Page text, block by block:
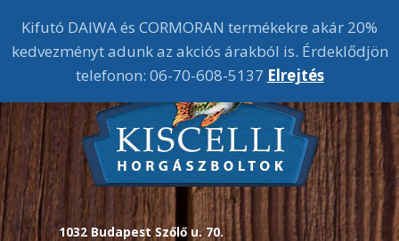
1032 Budapest Szőlő u. 70.
Kifutó DAIWA és CORMORAN termékekre akár 20%
kedvezményt adunk az akciós árakból is. Érdeklődjön
telefonon: 06-70-608-5137 Elrejtés